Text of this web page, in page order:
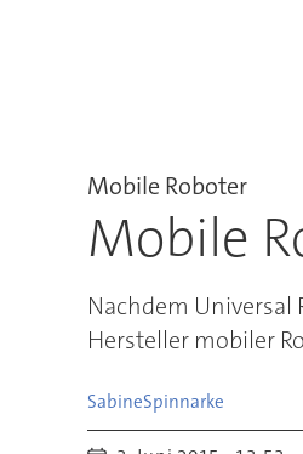
Mobile Roboter
Mobile
Nachdem
Hersteller mobiler
SabineSpinnarke